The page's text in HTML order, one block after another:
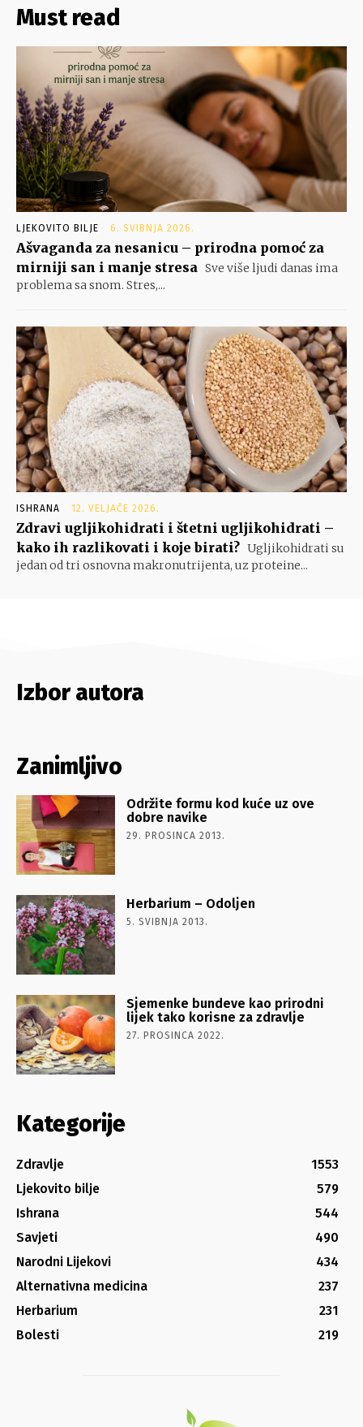
Must read
LJEKOVITO BILJE 6. SVIBNJA 2026.
Ašvaganda za nesanicu – prirodna pomoć za
mirniji san i manje stresa Sve više ljudi danas ima
problema sa snom. Stres,...
ISHRANA 12. VELJAČE 2026.
Zdravi ugljikohidrati i štetni ugljikohidrati –
kako ih razlikovati i koje birati? Ugljikohidrati su
jedan od tri osnovna makronutrijenta, uz proteine...
Izbor autora
Zanimljivo
Održite formu kod kuće uz ove
dobre navike
29. PROSINCA 2013.
Herbarium – Odoljen
5. SVIBNJA 2013.
Sjemenke bundeve kao prirodni
lijek tako korisne za zdravlje
27. PROSINCA 2022.
Kategorije
Zdravlje
1553
Ljekovito bilje
579
Ishrana
544
Savjeti
490
Narodni Lijekovi
434
Alternativna medicina
237
Herbarium
231
Bolesti
219